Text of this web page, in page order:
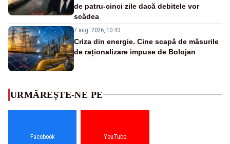
de patru-cinci zile dacă debitele vor
scădea
7 aug. 2026, 10:43
Criza din energie. Cine scapă de măsurile
de raționalizare impuse de Bolojan
URMĂREȘTE-NE PE
Facebook YouTube